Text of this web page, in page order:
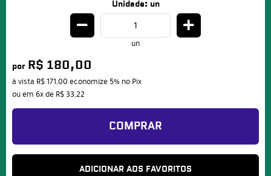
Unidade: un
un
por R$ 180,00
à vista R$ 171,00 economize 5% no Pix
ou em 6xde R$ 33,22
COMPRAR
ADICIONAR AOS FAVORITOS